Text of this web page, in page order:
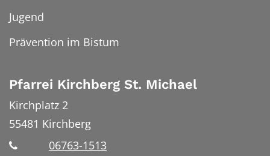
Jugend
Prävention im Bistum
Pfarrei Kirchberg St. Michael
Kirchplatz 2
55481 Kirchberg
06763-1513